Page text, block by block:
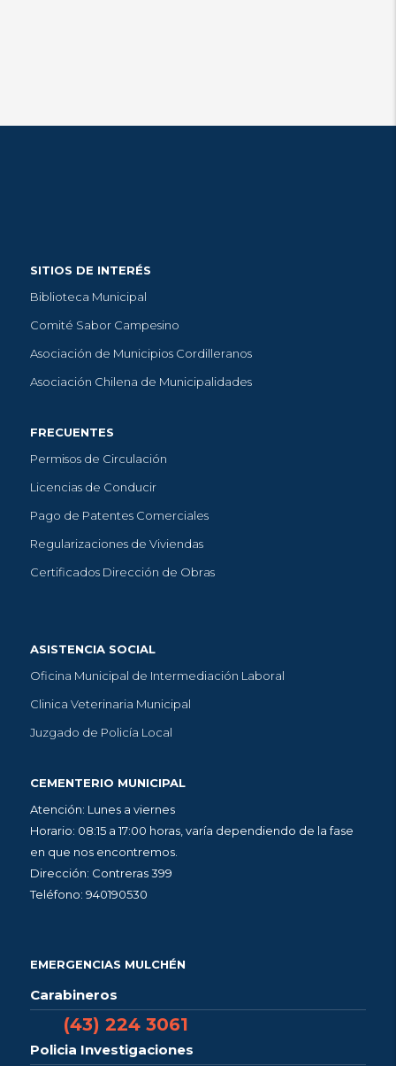
SITIOS DE INTERÉS
Biblioteca Municipal
Comité Sabor Campesino
Asociación de Municipios Cordilleranos
Asociación Chilena de Municipalidades
FRECUENTES
Permisos de Circulación
Licencias de Conducir
Pago de Patentes Comerciales
Regularizaciones de Viviendas
Certificados Dirección de Obras
ASISTENCIA SOCIAL
Oficina Municipal de Intermediación Laboral
Clinica Veterinaria Municipal
Juzgado de Policía Local
CEMENTERIO MUNICIPAL
Atención: Lunes a viernes
Horario: 08:15 a 17:00 horas, varía dependiendo de la fase
en que nos encontremos.
Dirección: Contreras 399
Teléfono: 940190530
EMERGENCIAS MULCHÉN
Carabineros
(43) 224 3061
Policia Investigaciones